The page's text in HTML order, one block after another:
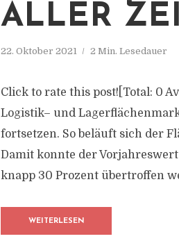
ALLER
22. Oktober 2021 2 Min. Lesedauer
Click to rate this post![Total: 0
Logistik– und
fortsetzen. So beläuft sich der
Damit konnte der
knapp 30 Prozent übertroffen
WEITERLESEN